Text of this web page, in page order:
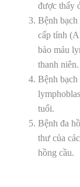
được thấy
Bệnh
cấp tính
bào máu
thanh niên.
Bệnh
tuổi.
Bệnh đa
thư của
hồng cầu.